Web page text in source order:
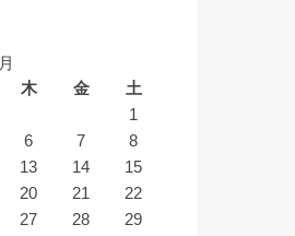
木 金 土
1
6 7
8
13 14
15
20 21
22
27 28
29